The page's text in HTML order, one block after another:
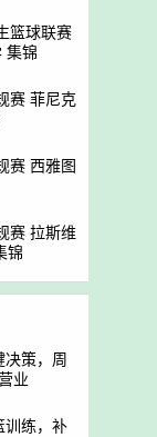
篮球联赛
集锦
赛 菲尼克
赛 西雅图
赛 拉斯维
锦
策，周
业
训练，补